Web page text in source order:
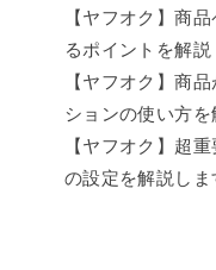
【ヤフオク】商
るポイントを解説
【ヤフオク】商
ションの使い方を
【ヤフオク】超
の設定を解説しま